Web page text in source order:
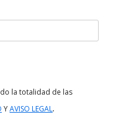
la totalidad de las
YAVISO LEGAL.